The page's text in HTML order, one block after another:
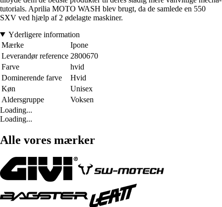
tutorials. Aprilia MOTO WASH blev brugt, da de samlede en 550
SXV ved hjælp af 2 ødelagte maskiner.
Yderligere information
Mærke
Ipone
Leverandør reference 2800670
Farve
hvid
Dominerende farve
Hvid
Køn
Unisex
Aldersgruppe
Voksen
Loading...
Loading...
Alle vores mærker